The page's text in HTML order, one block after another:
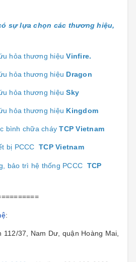
sự lựa chọn các thương hiệu,
hỏa thương hiệuVinfire.
hỏa thương hiệu Dragon
hỏa thương hiệuSky
hỏa thương hiệu Kingdom
bình chữa cháyTCP Vietnam
bị PCCC TCP Vietnam
bảo trì hệ thống PCCC TCP
:
112/37, Nam Dư, quận Hoàng Mai,